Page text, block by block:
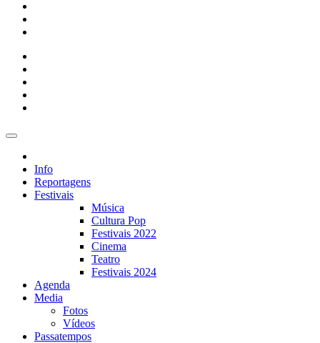
Info
Reportagens
Festivais
Música
Cultura Pop
Festivais 2022
Cinema
Teatro
Festivais 2024
Agenda
Media
Fotos
Vídeos
Passatempos